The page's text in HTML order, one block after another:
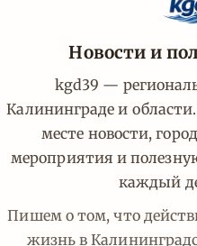
Новости и
kgd39 —
Калининграде и
месте новости,
мероприятия и
каждый
Пишем о том, что
жизнь в